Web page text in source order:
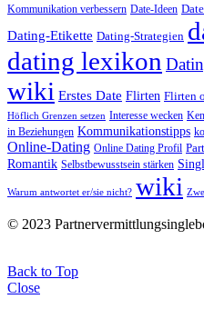
Kommunikation verbessern Date-Ideen
Dating-Etikette Dating-Strategien
dating lexikon
wiki Erstes Date Flirten Flirten
Höflich Grenzen setzen Interesse wecken
in Beziehungen Kommunikationstipps
Online-Dating Online Dating Profil
Romantik Selbstbewusstsein stärken
Warum antwortet er/sie nicht? wiki
© 2023
Back to Top
Close